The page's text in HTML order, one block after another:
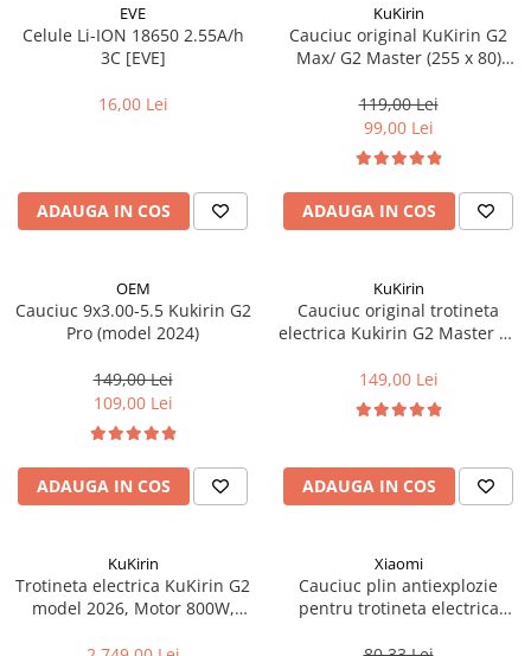
Manete frana bicicleta
Manete schimbator bicicleta
Rulmenti si coronite
EVE
Celule Li-ION 18650 2.55A/h
3C [EVE]
16,00 Lei
ADAUGA IN COS
KuKirin
Cauciuc original KuKirin G2
Max/ G2 Master (255 x 80)
119,00 Lei
99,00 Lei
ADAUGA IN COS
OEM
Cauciuc 9x3.00-5.5 Kukirin G2
Pro (model 2024)
149,00 Lei
109,00 Lei
ADAUGA IN COS
KuKirin
Cauciuc original trotineta
electrica Kukirin G2 Master V6
149,00 Lei
ADAUGA IN COS
KuKirin
Trotineta electrica KuKirin G2
model 2026, Motor 800W,
Xiaomi
Cauciuc plin antiexplozie
pentru trotineta electrica